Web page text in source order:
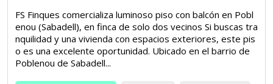
FS Finques comercializa luminoso piso con balcón en Pobl
enou (Sabadell), en finca de solo dos vecinos Si buscas tra
nquilidad y una vivienda con espacios exteriores, este pis
o es una excelente oportunidad. Ubicado en el barrio de
Poblenou de Sabadell...